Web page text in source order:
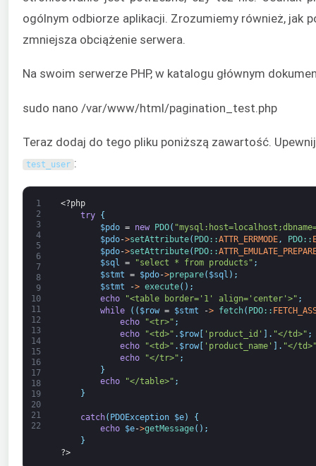
ogólnym odbiorze aplikacji. Zrozumiemy również, jak
zmniejsza obciążenie serwera.
Na swoim serwerze PHP, w katalogu głównym
sudo nano /var/www/html/pagination_test.php
Teraz dodaj do tego pliku poniższą zawartość.
test_user :
1
2
3
4
5
6
7
8
9
10
11
12
13
14
15
16
17
18
19
20
21
22
<?php
try
{
$pdo = new PDO(
$pdo->setAttribute( PDO::ATTR_ERRMODE, PDO::
$pdo->setAttribute( PDO::
$sql = "select * from products" ;
$stmt = $pdo->prepare( $sql ) ;
$stmt
-> execute( ) ;
echo
"<table border='1' align='center'>" ;
while
( ( $row = $stmt -> fetch( PDO::
echo
"<tr>" ;
echo
"<td>" . $row[ 'product_id' . "</td>" ;
echo
"<td>" . $row[ 'product_name' . "</
echo
"</tr>" ;
}
echo
"</table>" ;
}
catch( PDOException $e)
{
echo
$e->getMessage( ) ;
}
?>